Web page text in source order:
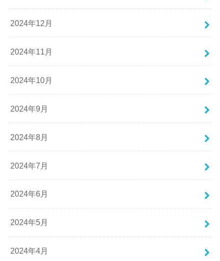
2024年12月
2024年11月
2024年10月
2024年9月
2024年8月
2024年7月
2024年6月
2024年5月
2024年4月